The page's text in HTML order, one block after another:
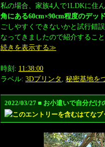
私の場合、家族4人で1LDKに住
角にある60cm×90cm程度のデッ
ごしやすくできないかと試行錯
なってきましたので紹介すること
続きを表示する≫
時刻: 11:38:00
ラベル: 3Dプリンタ, 秘密基地を
2022/03/27 ■ お小遣いで自分だ